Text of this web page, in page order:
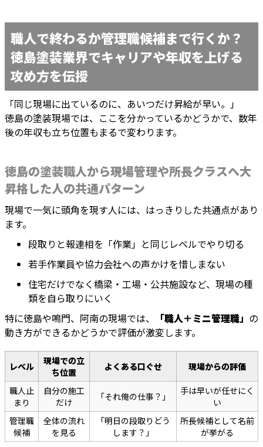
職人で終わるか管理職候補まで行くか？
徳島塗装業界でキャリアや年収を上げる
攻め方を伝授
「同じ現場に出ているのに、あいつだけ昇給が早い。」
徳島の塗装現場では、ここを分かっているかどうかで、数年
後の年収も立ち位置もまるで変わります。
徳島の塗装職人から現場管理や所長クラスへ大
昇格した人の共通パターン
現場で一気に頭角を現す人には、はっきりした共通点があり
ます。
段取りと報連相を「作業」と同じレベルでやり切る
若手作業員や協力会社への声かけを惜しまない
住宅だけでなく橋梁・工場・公共施設など、現場の種
類を自ら取りにいく
特に徳島や鳴門、阿南の現場では、
「職人＋ミニ管理職」 の
動き方ができるかどうかで評価が激変します。
レベル
現場での立
ち位置
よくある口ぐせ 現場からの評価
職人止
まり
自分の施工
だけ
「それ俺の仕事？」
手は早いが任せにく
い
管理職
候補
全体の流れ
を見る
「明日の段取りどう
します？」
所長候補として名前
が挙がる